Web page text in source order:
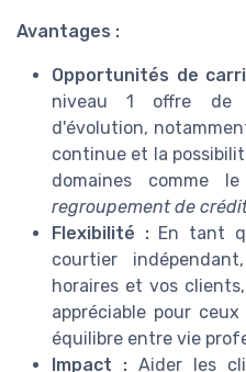
Avantages :
Opportunités de
niveau 1 offre de
d'évolution,
continue et la
domaines comme le
regroupement de
Flexibilité :En tant
courtier
horaires et vos
appréciable pour
équilibre entre vie
Impact :Aider les